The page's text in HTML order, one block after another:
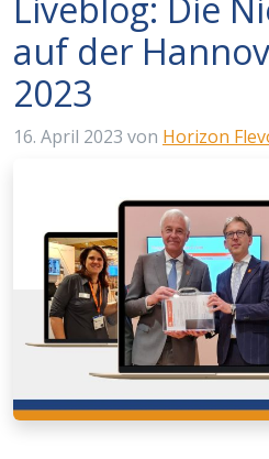
auf der
2023
16. April 2023 von Horizon